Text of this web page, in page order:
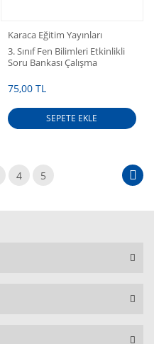
Karaca Eğitim Yayınları
3. Sınıf Fen Bilimleri Etkinlikli
Soru Bankası Çalışma
75,00 TL
SEPETE EKLE
4 5